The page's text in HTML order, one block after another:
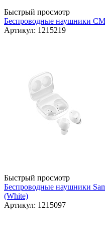
Быстрый просмотр
Беспроводные наушники
Артикул: 1215219
Быстрый просмотр
Беспроводные наушники
(White)
Артикул: 1215097